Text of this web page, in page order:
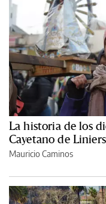
La historia de los
Cayetano de
Mauricio Caminos